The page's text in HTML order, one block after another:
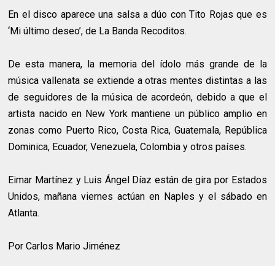
En el disco aparece una salsa a dúo con Tito Rojas que es
‘Mi último deseo’, de La Banda Recoditos.
De esta manera, la memoria del ídolo más grande de la
música vallenata se extiende a otras mentes distintas a las
de seguidores de la música de acordeón, debido a que el
artista nacido en New York mantiene un público amplio en
zonas como Puerto Rico, Costa Rica, Guatemala, República
Dominica, Ecuador, Venezuela, Colombia y otros países.
Eimar Martínez y Luis Ángel Díaz están de gira por Estados
Unidos, mañana viernes actúan en Naples y el sábado en
Atlanta.
Por Carlos Mario Jiménez